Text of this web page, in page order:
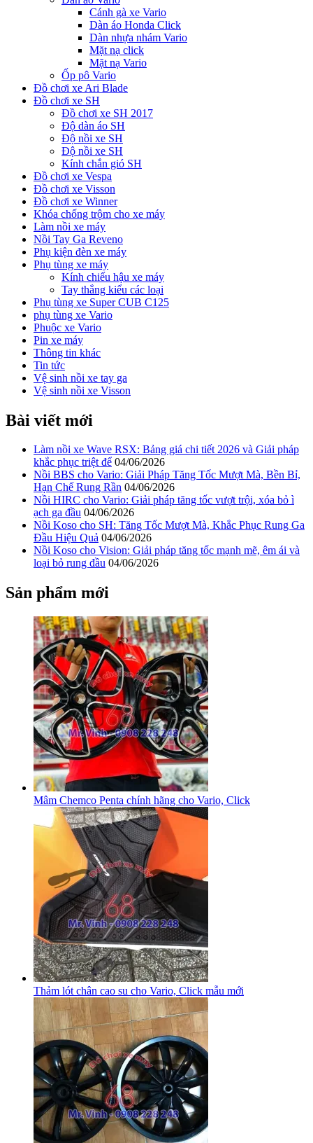
Cánh gà xe Vario
Dàn áo Honda Click
Dàn nhựa nhám Vario
Mặt nạ click
Mặt nạ Vario
Ốp pô Vario
Đồ chơi xe Ari Blade
Đồ chơi xe SH
Đồ chơi xe SH 2017
Độ dàn áo SH
Độ nồi xe SH
Độ nồi xe SH
Kính chắn gió SH
Đồ chơi xe Vespa
Đồ chơi xe Visson
Đồ chơi xe Winner
Khóa chống trộm cho xe máy
Làm nồi xe máy
Nồi Tay Ga Reveno
Phụ kiện đèn xe máy
Phụ tùng xe máy
Kính chiếu hậu xe máy
Tay thắng kiểu các loại
Phụ tùng xe Super CUB C125
phụ tùng xe Vario
Phuộc xe Vario
Pin xe máy
Thông tin khác
Tin tức
Vệ sinh nồi xe tay ga
Vệ sinh nồi xe Visson
Bài viết mới
Làm nồi xe Wave RSX: Bảng giá chi tiết 2026 và Giải pháp
khắc phục triệt để 04/06/2026
Nồi BBS cho Vario: Giải Pháp Tăng Tốc Mượt Mà, Bền Bỉ,
Hạn Chế Rung Rần 04/06/2026
Nồi HIRC cho Vario: Giải pháp tăng tốc vượt trội, xóa bỏ ì
ạch ga đầu 04/06/2026
Nồi Koso cho SH: Tăng Tốc Mượt Mà, Khắc Phục Rung Ga
Đầu Hiệu Quả 04/06/2026
Nồi Koso cho Vision: Giải pháp tăng tốc mạnh mẽ, êm ái và
loại bỏ rung đầu 04/06/2026
Sản phẩm mới
Mâm Chemco Penta chính hãng cho Vario, Click
Thảm lót chân cao su cho Vario, Click mẫu mới